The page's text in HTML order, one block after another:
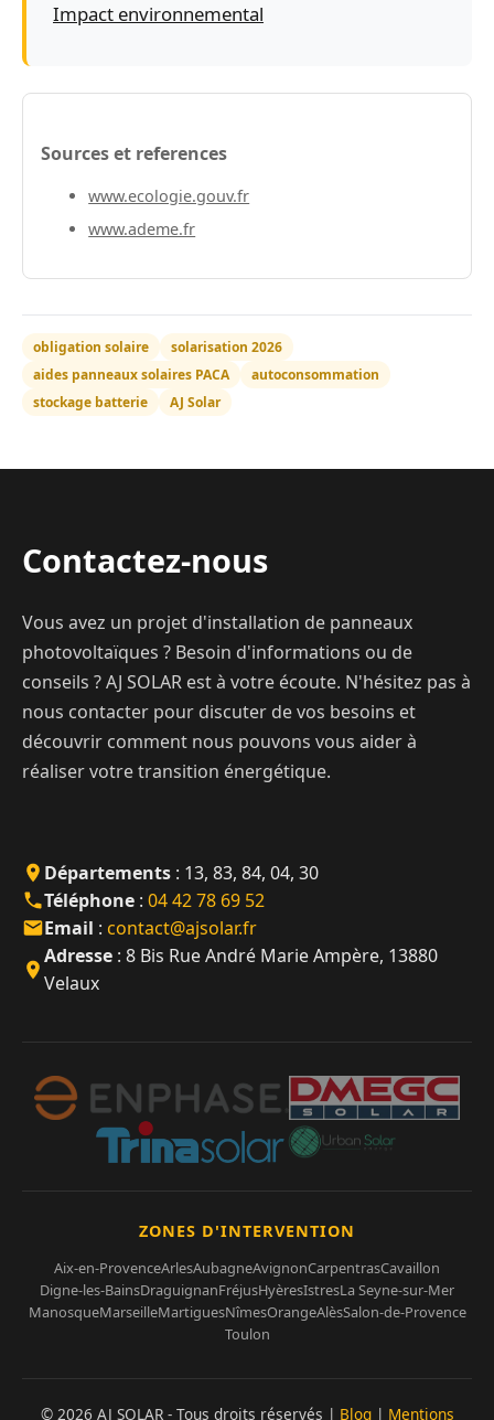
Impact environnemental
Sources et references
www.ecologie.gouv.fr
www.ademe.fr
obligation solaire
solarisation 2026
aides panneaux solaires PACA
autoconsommation
stockage batterie
AJ Solar
Contactez-nous
Vous avez un projet d'installation de panneaux
photovoltaïques ? Besoin d'informations ou de
conseils ? AJ SOLAR est à votre écoute. N'hésitez pas à
nous contacter pour discuter de vos besoins et
découvrir comment nous pouvons vous aider à
réaliser votre transition énergétique.
Départements : 13, 83, 84, 04, 30
Téléphone : 04 42 78 69 52
Email : contact@ajsolar.fr
Adresse : 8 Bis Rue André Marie Ampère, 13880
Velaux
ZONES D'INTERVENTION
Aix-en-ProvenceArlesAubagneAvignonCarpentrasCavaillon
Digne-les-BainsDraguignanFréjusHyèresIstresLa Seyne-sur-Mer
ManosqueMarseilleMartiguesNîmesOrangeAlèsSalon-de-Provence
Toulon
© 2026 AJ SOLAR - Tous droits réservés | Blog| Mentions